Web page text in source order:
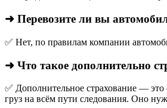
➜ Перевозите ли вы
✅ Нет, по правилам компании
➜ Что такое дополнительно
✅ Дополнительное страхование —
груз на всём пути следования. Оно